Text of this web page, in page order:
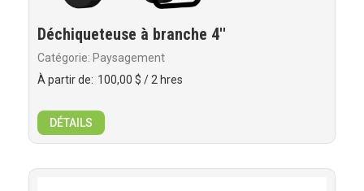
Déchiqueteuse à branche 4''
Catégorie: Paysagement
À partir de: 100,00 $ / 2 hres
DÉTAILS